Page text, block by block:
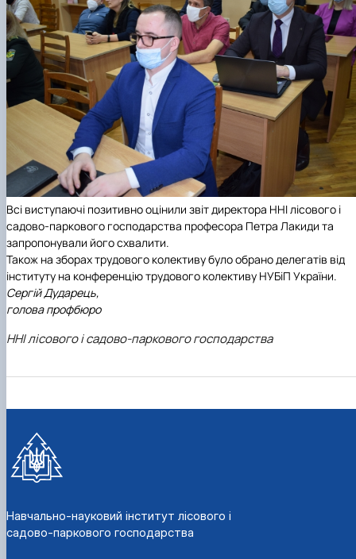
Всі виступаючі позитивно оцінили звіт директора ННІ лісового і
садово-паркового господарства професора Петра Лакиди та
запропонували його схвалити.
Також на зборах трудового колективу було обрано делегатів від
інституту на конференцію трудового колективу НУБіП України.
Сергій Дударець,
голова профбюро
ННІ лісового і садово-паркового господарства
Навчально-науковий інститут лісового і
садово-паркового господарства